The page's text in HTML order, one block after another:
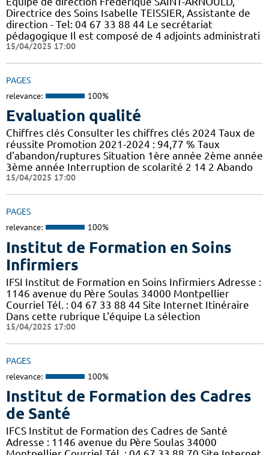
Directrice des Soins Isabelle TEISSIER, Assistante de
direction - Tel: 04 67 33 88 44 Le secrétariat
pédagogique Il est composé de 4 adjoints administrati
15/04/2025 17:00
PAGES
relevance: 100%
Evaluation qualité
Chiffres clés Consulter les chiffres clés 2024 Taux de
réussite Promotion 2021-2024 : 94,77 % Taux
d'abandon/ruptures Situation 1ère année 2ème année
3ème année Interruption de scolarité 2 14 2 Abando
15/04/2025 17:00
PAGES
relevance: 100%
Institut de Formation en Soins
Infirmiers
IFSI Institut de Formation en Soins Infirmiers Adresse :
1146 avenue du Père Soulas 34000 Montpellier
Courriel Tél. : 04 67 33 88 44 Site Internet Itinéraire
Dans cette rubrique L'équipe La sélection
15/04/2025 17:00
PAGES
relevance: 100%
Institut de Formation des Cadres
de Santé
IFCS Institut de Formation des Cadres de Santé
Adresse : 1146 avenue du Père Soulas 34000